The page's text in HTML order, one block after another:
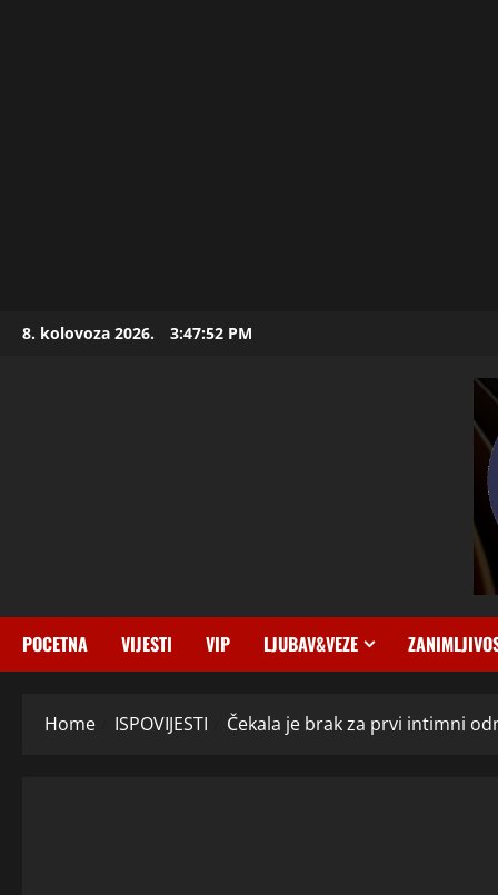
Skip8. kolovoza 2026. 3:47:53 PM
POCETNA VIJESTI VIP LJUBAV&VEZE
Home ISPOVIJESTI Čekala je brak za prvi intimni